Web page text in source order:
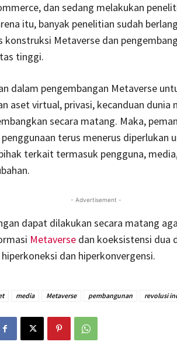
dan sedang melakukan
itu, banyak penelitian sudah
konstruksi Metaverse dan
tinggi.
dalam pengembangan Metaverse
aset virtual, privasi, kecanduan dunia
secara matang. Maka,
terus menerus diperlukan
terkait termasuk pengguna,
- Advertisement -
dapat dilakukan secara matang
Metaversedan koeksistensi dua
dan hiperkonvergensi.
media Metaverse pembangunan revolusi